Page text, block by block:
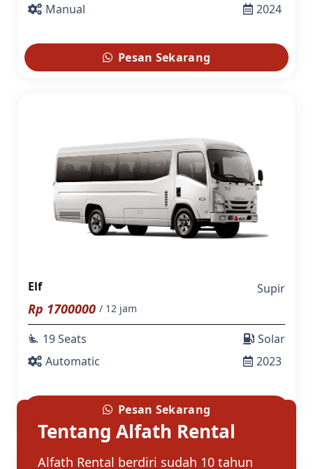
Manual
2024
Pesan Sekarang
Elf Supir
Rp 1700000 / 12 jam
airline_seat_recline_extra 19 Seats
Automatic
Solar
2023
Pesan Sekarang
Tentang Alfath Rental
Alfath Rental berdiri sudah 10 tahun